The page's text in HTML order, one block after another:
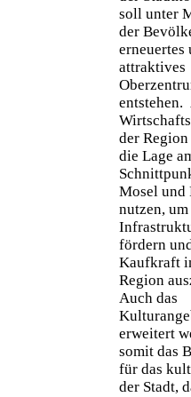
soll unter
der
erneuertes
attraktives
entstehen.
der
die Lage
Mosel und
nutzen,
fördern
Kaufkraft
Region
Auch das
erweitert
somit das
für das
der Stadt,